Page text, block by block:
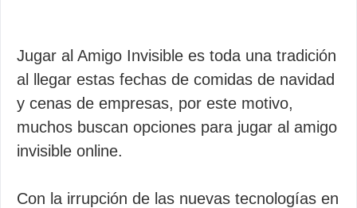
Jugar al Amigo Invisible es toda una tradición
al llegar estas fechas de comidas de navidad
y cenas de empresas, por este motivo,
muchos buscan opciones para jugar al amigo
invisible online.
Con la irrupción de las nuevas tecnologías en